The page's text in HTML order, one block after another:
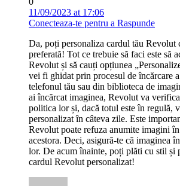
11/09/2023 at 17:06
Conecteaza-te pentru a Raspunde
Da, poți personaliza cardul tău Revolut
preferată! Tot ce trebuie să faci este să
Revolut și să cauți opțiunea
vei fi ghidat prin procesul de încărcare
telefonul tău sau din biblioteca de
ai încărcat imaginea, Revolut va verifica
politica lor și, dacă totul este în regulă,
personalizat în câteva zile. Este
Revolut poate refuza anumite imagini
acestora. Deci, asigură-te că imaginea
lor. De acum înainte, poți plăti cu stil și
cardul Revolut personalizat!